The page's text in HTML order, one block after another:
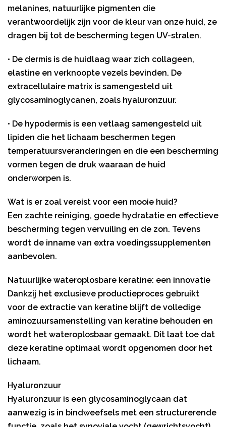
melanines, natuurlijke pigmenten die
verantwoordelijk zijn voor de kleur van onze huid, ze
dragen bij tot de bescherming tegen UV-stralen.
• De dermis is de huidlaag waar zich collageen,
elastine en verknoopte vezels bevinden. De
extracellulaire matrix is samengesteld uit
glycosaminoglycanen, zoals hyaluronzuur.
• De hypodermis is een vetlaag samengesteld uit
lipiden die het lichaam beschermen tegen
temperatuursveranderingen en die een bescherming
vormen tegen de druk waaraan de huid
onderworpen is.
Wat is er zoal vereist voor een mooie huid?
Een zachte reiniging, goede hydratatie en effectieve
bescherming tegen vervuiling en de zon. Tevens
wordt de inname van extra voedingssupplementen
aanbevolen.
Natuurlijke wateroplosbare keratine: een innovatie
Dankzij het exclusieve productieproces gebruikt
voor de extractie van keratine blijft de volledige
aminozuursamenstelling van keratine behouden en
wordt het wateroplosbaar gemaakt. Dit laat toe dat
deze keratine optimaal wordt opgenomen door het
lichaam.
Hyaluronzuur
Hyaluronzuur is een glycosaminoglycaan dat
aanwezig is in bindweefsels met een structurerende